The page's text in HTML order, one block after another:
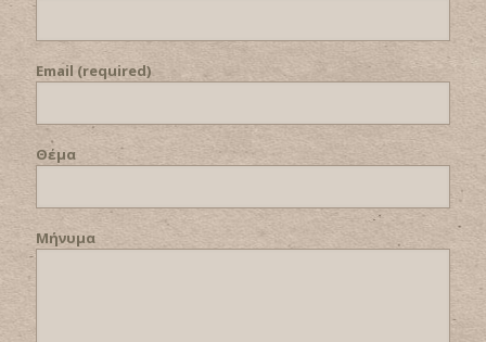
Email (required)
Θέμα
Μήνυμα